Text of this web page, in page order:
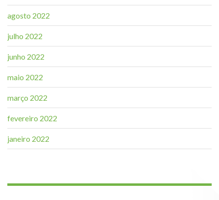
agosto 2022
julho 2022
junho 2022
maio 2022
março 2022
fevereiro 2022
janeiro 2022